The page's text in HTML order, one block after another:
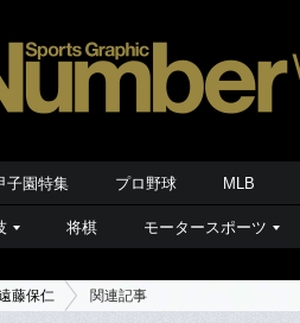
子園特集 プロ野球 MLB
将棋 モータースポーツ
藤保仁 関連記事